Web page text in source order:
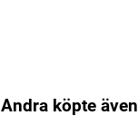
Andra köpte även